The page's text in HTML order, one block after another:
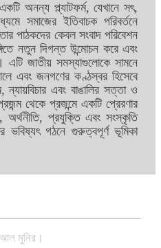
অনন্য প্ল্যাটফর্ম, যেখানে সৎ,
সমাজের ইতিবাচক পরিবর্তনে
পাঠকদের কেবল সংবাদ পরিবেশন
নতুন দিগন্ত উন্মোচন করে এবং
এটি জাতীয় সমস্যাগুলোকে সামনে
এবং জনগণের কণ্ঠস্বর হিসেবে
এবং বাঙালির সত্তা ও
থেকে প্রজন্মে একটি প্রেরণার
অর্থনীতি, প্রযুক্তি এবং সংস্কৃতি
ভবিষ্যৎ গঠনে গুরুত্বপূর্ণ ভূমিকা
আল মুনির।